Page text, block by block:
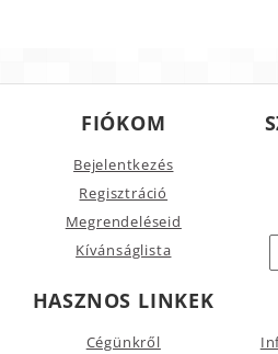
FIÓKOM
Bejelentkezés
Regisztráció
Megrendeléseid
Kívánságlista
HASZNOS LINKEK
Cégünkről